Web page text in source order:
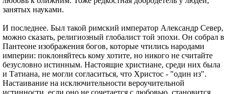
занятых науками.
И последнее. Был такой римский император Александр Север,
можно сказать, религиозный глобалист той эпохи. Он собрал в
Пантеоне изображения богов, которые чтились народами
империи: поклоняйтесь кому хотите, но никого не считайте
безусловно истинным. Настоящие христиане, среди них была
и Татиана, не могли согласиться, что Христос - "один из".
Настаивание на исключительности вероучительной
истинности, если оно не сочетается с любовью, становится